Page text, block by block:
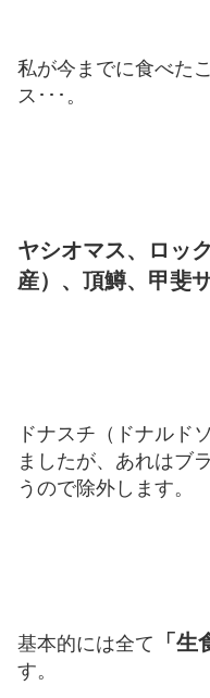
私が今までに食べた
ス･･･。
ヤシオマス、ロッ
産）、頂鱒、甲斐
ドナスチ（ドナルド
ましたが、あれはブ
うので除外します。
基本的には全て 「
す。